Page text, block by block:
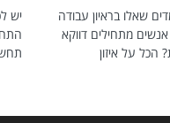
שאלו בראיון עבודה
מתחילים דווקא
הכל על איזון
יש